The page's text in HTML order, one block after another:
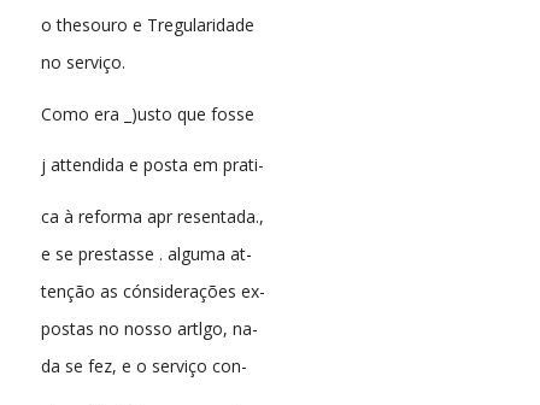
o thesouro e Tregularidade
no serviço.
Como era _)usto que fosse
j attendida e posta em prati-
ca à reforma apr resentada.,
e se prestasse . alguma at-
tenção as cónsiderações ex-
postas no nosso artlgo, na-
da se fez, e o serviço con-